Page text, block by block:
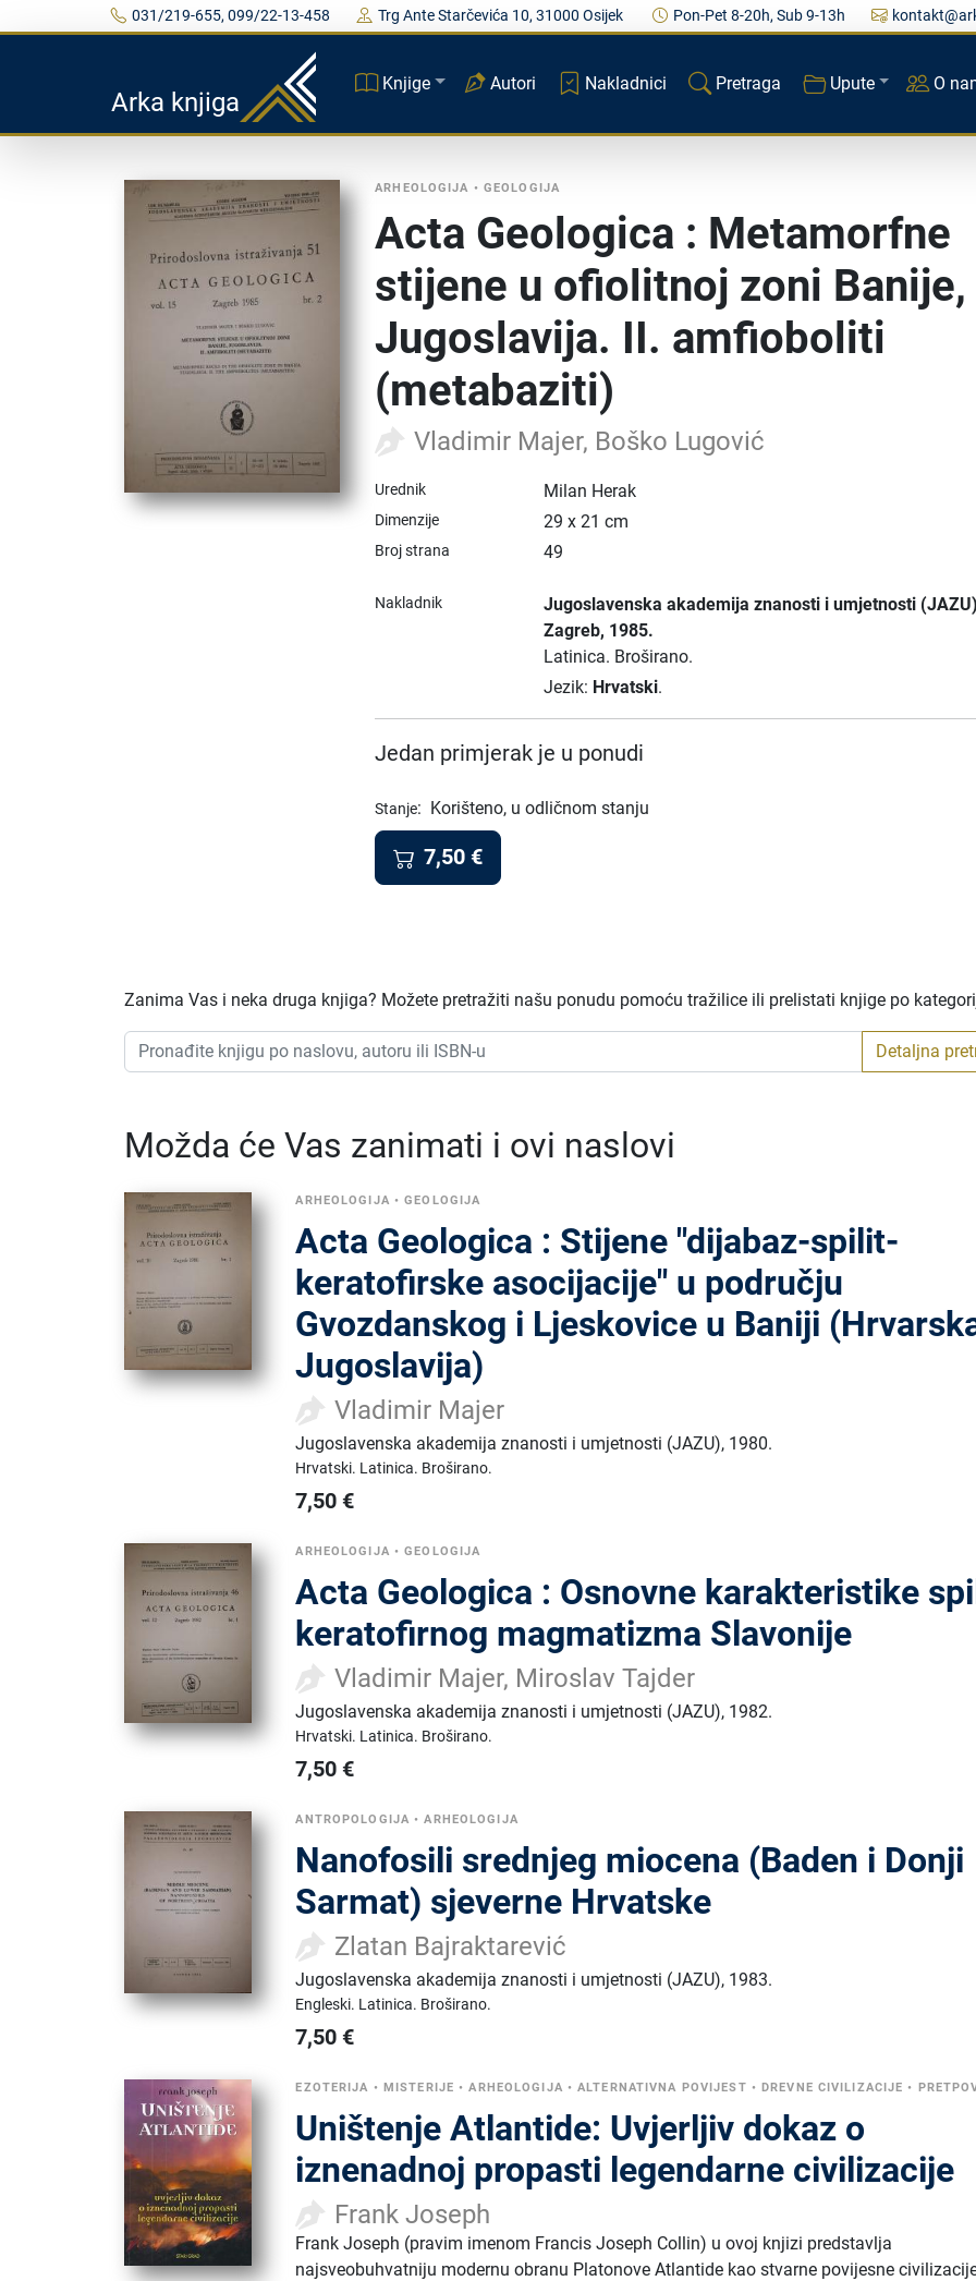
031/219-655, 099/22-13-458 Trg Ante Starčevića 10, 31000 Osijek Pon-Pet 8-20h, Sub 9-13h
Arka knjiga
Knjige Autori Nakladnici Pretraga Upute O
ARHEOLOGIJA • GEOLOGIJA
Acta Geologica : Metamorfne
stijene u ofiolitnoj zoni Banije,
Jugoslavija. II. amfioboliti
(metabaziti)
Vladimir Majer, Boško Lugović
Urednik Milan Herak
Dimenzije 29 x 21 cm
Broj strana 49
Nakladnik Jugoslavenska akademija znanosti i umjetnosti (JAZU)
Zagreb, 1985.
Latinica. Broširano.
Jezik: Hrvatski.
Jedan primjerak je u ponudi
Stanje: Korišteno, u odličnom stanju
7,50 €
Zanima Vas i neka druga knjiga? Možete pretražiti našu ponudu pomoću tražilice ili prelistati knjige po
Detaljna
Možda će Vas zanimati i ovi naslovi
ARHEOLOGIJA •GEOLOGIJA
Acta Geologica : Stijene "dijabaz-spilit-
keratofirske asocijacije" u području
Gvozdanskog i Ljeskovice u Baniji
Jugoslavija)
Vladimir Majer
Jugoslavenska akademija znanosti i umjetnosti (JAZU), 1980.
Hrvatski. Latinica. Broširano.
7,50 €
ARHEOLOGIJA •GEOLOGIJA
Acta Geologica : Osnovne karakteristike
keratofirnog magmatizma Slavonije
Vladimir Majer, Miroslav Tajder
Jugoslavenska akademija znanosti i umjetnosti (JAZU), 1982.
Hrvatski. Latinica. Broširano.
7,50 €
ANTROPOLOGIJA •ARHEOLOGIJA
Nanofosili srednjeg miocena (Baden i Donji
Sarmat) sjeverne Hrvatske
Zlatan Bajraktarević
Jugoslavenska akademija znanosti i umjetnosti (JAZU), 1983.
Engleski. Latinica. Broširano.
7,50 €
EZOTERIJA • MISTERIJE •ARHEOLOGIJA •ALTERNATIVNA POVIJEST •DREVNE CIVILIZACIJE •
Uništenje Atlantide: Uvjerljiv dokaz o
iznenadnoj propasti legendarne civilizacije
Frank Joseph
Frank Joseph (pravim imenom Francis Joseph Collin) u ovoj knjizi predstavlja
najsveobuhvatniju modernu obranu Platonove Atlantide kao stvarne povijesne